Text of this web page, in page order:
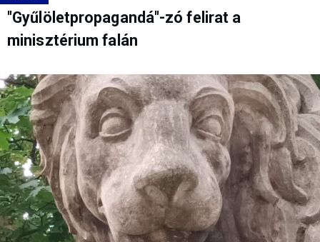
"Gyűlöletpropagandá"-zó felirat a
minisztérium falán